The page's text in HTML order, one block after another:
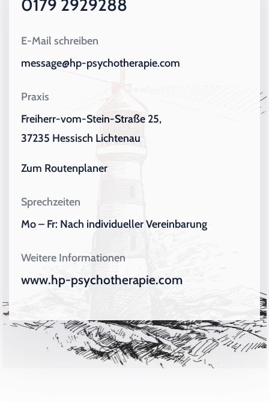
0179 2929288
E-Mail schreiben
message@hp-psychotherapie.com
Praxis
Freiherr-vom-Stein-Straße 25,
37235 Hessisch Lichtenau
Zum Routenplaner
Sprechzeiten
Mo – Fr: Nach individueller Vereinbarung
Weitere Informationen
www.hp-psychotherapie.com